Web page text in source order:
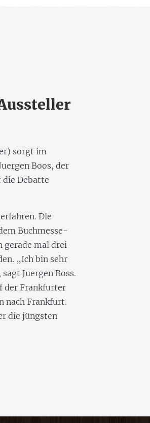
sorgt im
Boos, der
die Debatte
Die
Buchmesse-
gerade mal drei
„Ich bin sehr
Juergen Boss.
der Frankfurter
nach Frankfurt.
die jüngsten